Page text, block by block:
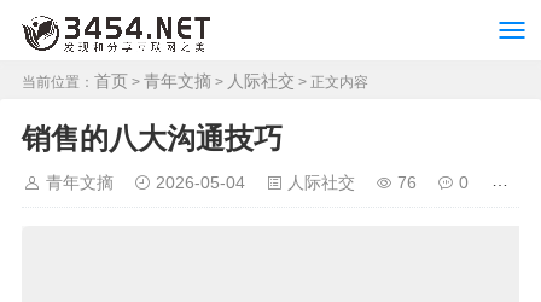
当前位置： 首页 > 青年文摘 > 人际社交 > 正文内容
销售的八大沟通技巧
青年文摘 2026-05-04 人际社交 76 0